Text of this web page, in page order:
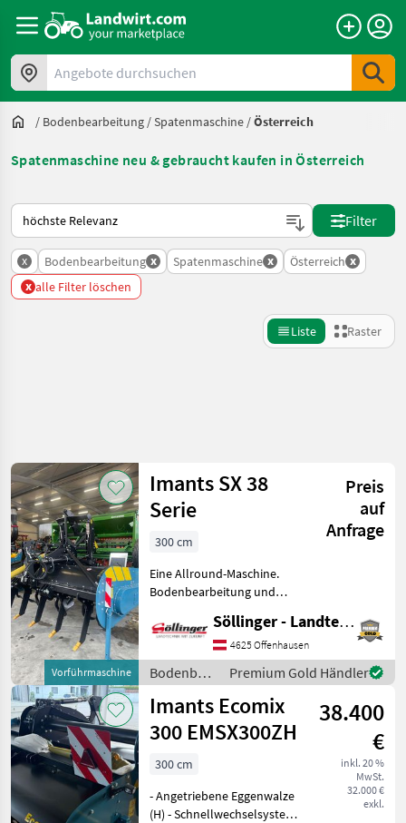
Angebote durchsuchen
/ Bodenbearbeitung /Spatenmaschine /Österreich
Spatenmaschine neu & gebraucht kaufen in Österreich
So wird auf Landwirt.com sortiert
Filter
x Bodenbearbeitung x Spatenmaschine x Österreich x
x alle Filter löschen
Liste Raster
Kategorie 3 Land Filter
AKTUELLER
PFAD
Landtechnik
Bodenbearbeitung
Spatenmaschine
KATEGORIE
WÄHLEN
Imants
6
Celli
2
Kronos
Zurücksetzen
10
anzeigen
Vorführmaschine
Imants SX 38
Serie
Preis
auf
Anfrage
300 cm
Eine Allround-Maschine.
Bodenbearbeitung und
>mit integrierten, in der
Arbeitstiefe verstellbaren
Tiefenlockerungszinken
>von 15 cm
Söllinger - Landtechnik GmbH
4625 Offenhausen
Bodenbearbeitung
/ Imants
Premium Gold Händler
Imants Ecomix
300 EMSX300ZH
38.400
€
inkl. 20 %
MwSt.
32.000 €
exkl.
300 cm
- Angetriebene Eggenwalze
(H) - Schnellwechselsystem